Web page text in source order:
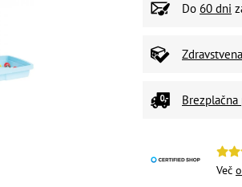
Do 60 dni
Več